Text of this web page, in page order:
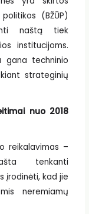
(BŽŪP)
naštą tiek
institucijoms.
gana techninio
strateginių
nuo 2018
reikalavimas –
tenkanti
įrodinėti, kad jie
neremiamų